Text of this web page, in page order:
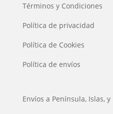
Términos y Condiciones
Política de privacidad
Política de Cookies
Política de envíos
Envíos a Península, Islas, y